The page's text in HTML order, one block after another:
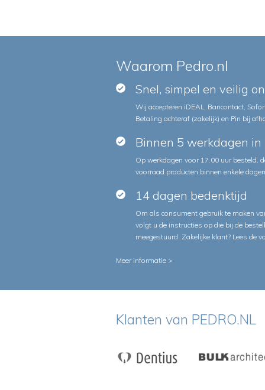
Waarom Pedro.nl
Snel, simpel en veilig
Wij accepteren iDEAL, Bancontact,
Betaling achteraf (zakelijk) en Pin bij
Binnen 5 werkdagen in
Op werkdagen voor 17.00 uur besteld,
voorraad producten binnen enkele
14 dagen bedenktijd
Om als consument gebruik te maken
volgt u de instructies op die bij de
meegestuurd. Zakelijke klant? Lees de
Meer informatie >
Klanten van PEDRO.NL